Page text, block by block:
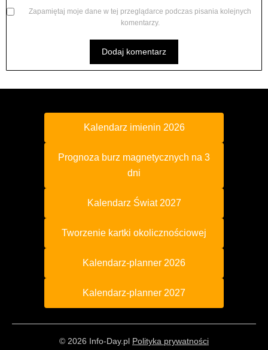
Zapamiętaj moje dane w tej przeglądarce podczas pisania kolejnych
komentarzy.
Kalendarz imienin 2026
Prognoza burz magnetycznych na 3
dni
Kalendarz Świat 2027
Tworzenie kartki okolicznościowej
Kalendarz-planner 2026
Kalendarz-planner 2027
© 2026 Info-Day.pl Polityka prywatności